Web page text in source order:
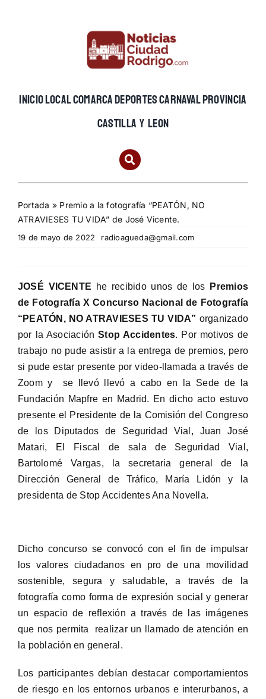
INICIOLOCALCOMARCADEPORTESCARNAVALPROVINCIA
CASTILLA Y LEON
Portada » Premio a la fotografía “PEATÓN, NO
ATRAVIESES TU VIDA” de José Vicente.
19 de mayo de 2022 radioagueda@gmail.com
JOSÉ VICENTE he recibido unos de los
Premios
de Fotografía X Concurso Nacional de Fotografía
“PEATÓN, NO ATRAVIESES TU VIDA” organizado
por la AsociaciónStop Accidentes. Por motivos de
trabajo no pude asistir a la entrega de premios, pero
si pude estar presente por video-llamada a través de
Zoom y se llevó llevó a cabo en la Sede de la
Fundación Mapfre en Madrid. En dicho acto estuvo
presente el Presidente de la Comisión del Congreso
de los Diputados de Seguridad Vial, Juan José
Matari, El Fiscal de sala de Seguridad Vial,
Bartolomé Vargas, la secretaria general de la
Dirección General de Tráfico, María Lidón y la
presidenta de Stop Accidentes Ana Novella.
Dicho concurso se convocó con el fin de impulsar
los valores ciudadanos en pro de una movilidad
sostenible, segura y saludable, a través de la
fotografía como forma de expresión social y generar
un espacio de reflexión a través de las imágenes
que nos permita realizar un llamado de atención en
la población en general.
Los participantes debían destacar comportamientos
de riesgo en los entornos urbanos e interurbanos, a